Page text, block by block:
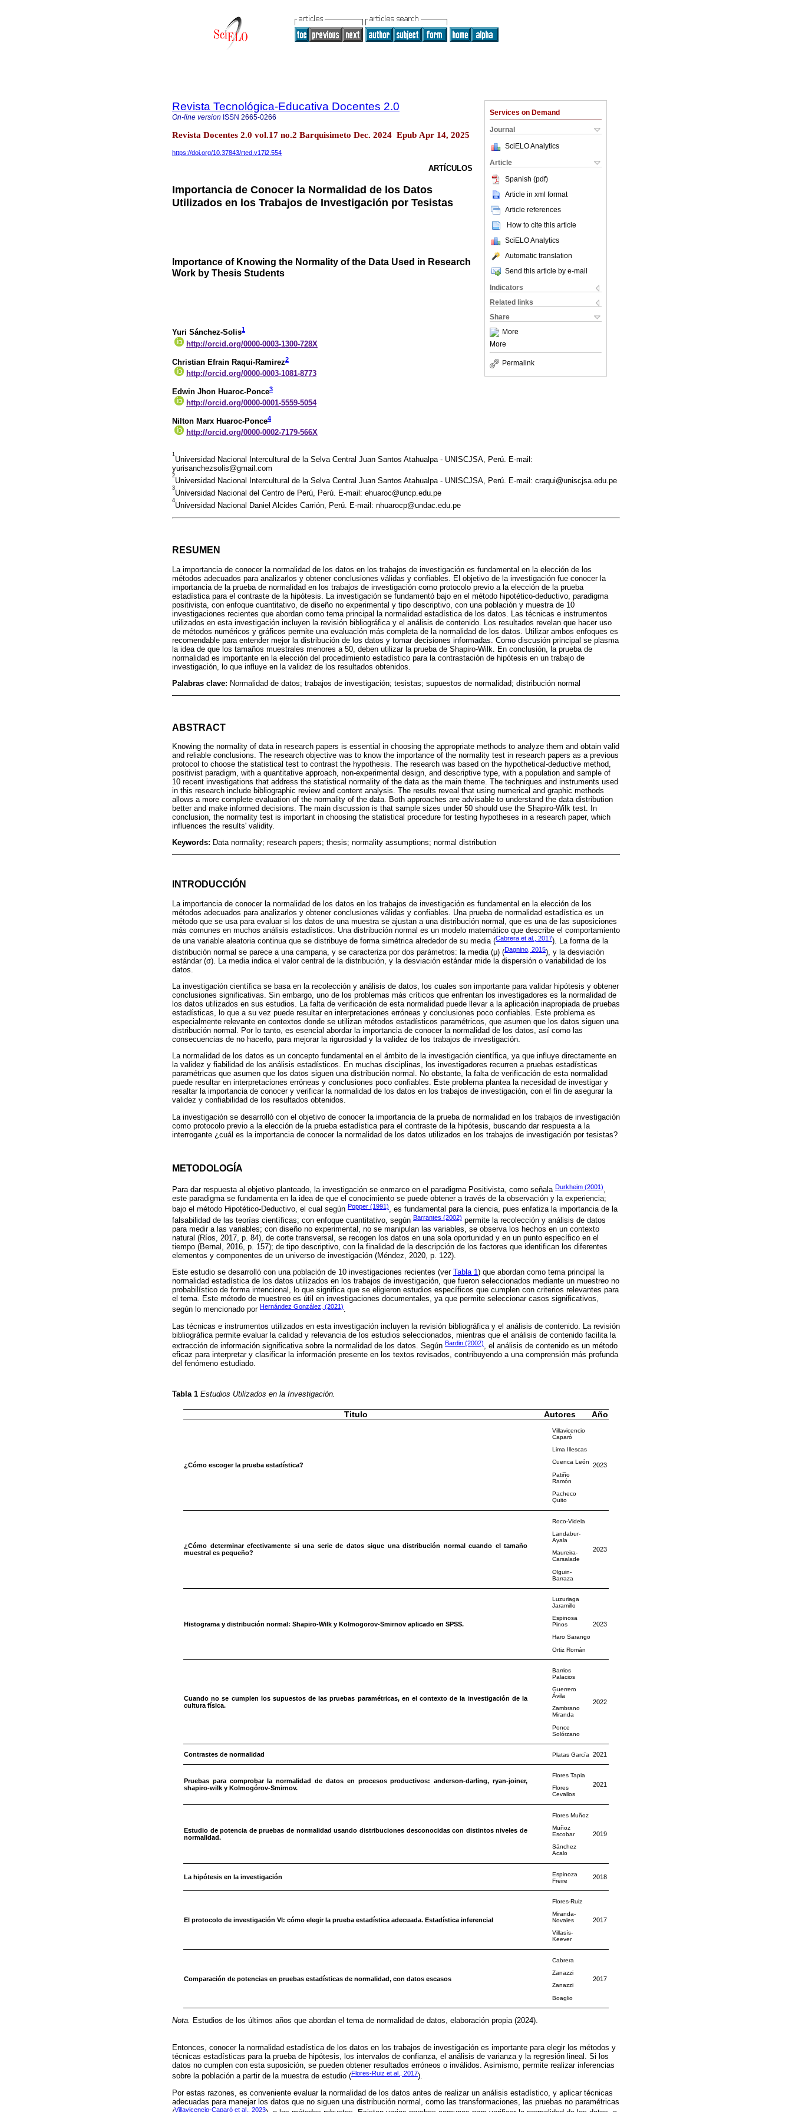
Services on Demand
Journal
SciELO Analytics
Article
Spanish (pdf)
Article in xml format
Article references
How to cite this article
SciELO Analytics
Automatic translation
Send this article by e-mail
Indicators
Related links
Share
More
More
Permalink
Revista Tecnológica-Educativa Docentes 2.0
On-line version ISSN 2665-0266
Revista Docentes 2.0 vol.17 no.2 Barquisimeto Dec. 2024 Epub Apr 14, 2025
https://doi.org/10.37843/rted.v17i2.554
ARTÍCULOS
Importancia de Conocer la Normalidad de los Datos
Utilizados en los Trabajos de Investigación por Tesistas
Importance of Knowing the Normality of the Data Used in Research
Work by Thesis Students
Yuri Sánchez-Solis1
http://orcid.org/0000-0003-1300-728X
Christian Efrain Raqui-Ramirez2
http://orcid.org/0000-0003-1081-8773
Edwin Jhon Huaroc-Ponce3
http://orcid.org/0000-0001-5559-5054
Nilton Marx Huaroc-Ponce4
http://orcid.org/0000-0002-7179-566X
1
Universidad Nacional Intercultural de la Selva Central Juan Santos Atahualpa - UNISCJSA, Perú. E-mail:
yurisanchezsolis@gmail.com
2
Universidad Nacional Intercultural de la Selva Central Juan Santos Atahualpa - UNISCJSA, Perú. E-mail: craqui@uniscjsa.edu.pe
3
Universidad Nacional del Centro de Perú, Perú. E-mail: ehuaroc@uncp.edu.pe
4
Universidad Nacional Daniel Alcides Carrión, Perú. E-mail: nhuarocp@undac.edu.pe
RESUMEN
La importancia de conocer la normalidad de los datos en los trabajos de investigación es fundamental en la elección de los
métodos adecuados para analizarlos y obtener conclusiones válidas y confiables. El objetivo de la investigación fue conocer la
importancia de la prueba de normalidad en los trabajos de investigación como protocolo previo a la elección de la prueba
estadística para el contraste de la hipótesis. La investigación se fundamentó bajo en el método hipotético-deductivo, paradigma
positivista, con enfoque cuantitativo, de diseño no experimental y tipo descriptivo, con una población y muestra de 10
investigaciones recientes que abordan como tema principal la normalidad estadística de los datos. Las técnicas e instrumentos
utilizados en esta investigación incluyen la revisión bibliográfica y el análisis de contenido. Los resultados revelan que hacer uso
de métodos numéricos y gráficos permite una evaluación más completa de la normalidad de los datos. Utilizar ambos enfoques es
recomendable para entender mejor la distribución de los datos y tomar decisiones informadas. Como discusión principal se plasma
la idea de que los tamaños muestrales menores a 50, deben utilizar la prueba de Shapiro-Wilk. En conclusión, la prueba de
normalidad es importante en la elección del procedimiento estadístico para la contrastación de hipótesis en un trabajo de
investigación, lo que influye en la validez de los resultados obtenidos.
Palabras clave: Normalidad de datos; trabajos de investigación; tesistas; supuestos de normalidad; distribución normal
ABSTRACT
Knowing the normality of data in research papers is essential in choosing the appropriate methods to analyze them and obtain valid
and reliable conclusions. The research objective was to know the importance of the normality test in research papers as a previous
protocol to choose the statistical test to contrast the hypothesis. The research was based on the hypothetical-deductive method,
positivist paradigm, with a quantitative approach, non-experimental design, and descriptive type, with a population and sample of
10 recent investigations that address the statistical normality of the data as the main theme. The techniques and instruments used
in this research include bibliographic review and content analysis. The results reveal that using numerical and graphic methods
allows a more complete evaluation of the normality of the data. Both approaches are advisable to understand the data distribution
better and make informed decisions. The main discussion is that sample sizes under 50 should use the Shapiro-Wilk test. In
conclusion, the normality test is important in choosing the statistical procedure for testing hypotheses in a research paper, which
influences the results' validity.
Keywords: Data normality; research papers; thesis; normality assumptions; normal distribution
INTRODUCCIÓN
La importancia de conocer la normalidad de los datos en los trabajos de investigación es fundamental en la elección de los
métodos adecuados para analizarlos y obtener conclusiones válidas y confiables. Una prueba de normalidad estadística es un
método que se usa para evaluar si los datos de una muestra se ajustan a una distribución normal, que es una de las suposiciones
más comunes en muchos análisis estadísticos. Una distribución normal es un modelo matemático que describe el comportamiento
de una variable aleatoria continua que se distribuye de forma simétrica alrededor de su media (Cabrera et al., 2017). La forma de la
distribución normal se parece a una campana, y se caracteriza por dos parámetros: la media (μ) (Dagnino, 2015), y la desviación
estándar (σ). La media indica el valor central de la distribución, y la desviación estándar mide la dispersión o variabilidad de los
datos.
La investigación científica se basa en la recolección y análisis de datos, los cuales son importante para validar hipótesis y obtener
conclusiones significativas. Sin embargo, uno de los problemas más críticos que enfrentan los investigadores es la normalidad de
los datos utilizados en sus estudios. La falta de verificación de esta normalidad puede llevar a la aplicación inapropiada de pruebas
estadísticas, lo que a su vez puede resultar en interpretaciones erróneas y conclusiones poco confiables. Este problema es
especialmente relevante en contextos donde se utilizan métodos estadísticos paramétricos, que asumen que los datos siguen una
distribución normal. Por lo tanto, es esencial abordar la importancia de conocer la normalidad de los datos, así como las
consecuencias de no hacerlo, para mejorar la rigurosidad y la validez de los trabajos de investigación.
La normalidad de los datos es un concepto fundamental en el ámbito de la investigación científica, ya que influye directamente en
la validez y fiabilidad de los análisis estadísticos. En muchas disciplinas, los investigadores recurren a pruebas estadísticas
paramétricas que asumen que los datos siguen una distribución normal. No obstante, la falta de verificación de esta normalidad
puede resultar en interpretaciones erróneas y conclusiones poco confiables. Este problema plantea la necesidad de investigar y
resaltar la importancia de conocer y verificar la normalidad de los datos en los trabajos de investigación, con el fin de asegurar la
validez y confiabilidad de los resultados obtenidos.
La investigación se desarrolló con el objetivo de conocer la importancia de la prueba de normalidad en los trabajos de investigación
como protocolo previo a la elección de la prueba estadística para el contraste de la hipótesis, buscando dar respuesta a la
interrogante ¿cuál es la importancia de conocer la normalidad de los datos utilizados en los trabajos de investigación por tesistas?
METODOLOGÍA
Para dar respuesta al objetivo planteado, la investigación se enmarco en el paradigma Positivista, como señala Durkheim (2001),
este paradigma se fundamenta en la idea de que el conocimiento se puede obtener a través de la observación y la experiencia;
bajo el método Hipotético-Deductivo, el cual según Popper (1991), es fundamental para la ciencia, pues enfatiza la importancia de la
falsabilidad de las teorías científicas; con enfoque cuantitativo, según Barrantes (2002) permite la recolección y análisis de datos
para medir a las variables; con diseño no experimental, no se manipulan las variables, se observa los hechos en un contexto
natural (Ríos, 2017, p. 84), de corte transversal, se recogen los datos en una sola oportunidad y en un punto específico en el
tiempo (Bernal, 2016, p. 157); de tipo descriptivo, con la finalidad de la descripción de los factores que identifican los diferentes
elementos y componentes de un universo de investigación (Méndez, 2020, p. 122).
Este estudio se desarrolló con una población de 10 investigaciones recientes (ver Tabla 1) que abordan como tema principal la
normalidad estadística de los datos utilizados en los trabajos de investigación, que fueron seleccionados mediante un muestreo no
probabilístico de forma intencional, lo que significa que se eligieron estudios específicos que cumplen con criterios relevantes para
el tema. Este método de muestreo es útil en investigaciones documentales, ya que permite seleccionar casos significativos,
según lo mencionado por Hernández González, (2021).
Las técnicas e instrumentos utilizados en esta investigación incluyen la revisión bibliográfica y el análisis de contenido. La revisión
bibliográfica permite evaluar la calidad y relevancia de los estudios seleccionados, mientras que el análisis de contenido facilita la
extracción de información significativa sobre la normalidad de los datos. Según Bardin (2002), el análisis de contenido es un método
eficaz para interpretar y clasificar la información presente en los textos revisados, contribuyendo a una comprensión más profunda
del fenómeno estudiado.
Tabla 1 Estudios Utilizados en la Investigación.
Titulo Autores Año
¿Cómo escoger la prueba estadística?
Villavicencio
Caparó
Lima Illescas
Cuenca León
Patiño
Ramón
Pacheco
Quito
2023
¿Cómo determinar efectivamente si una serie de datos sigue una distribución normal cuando el tamaño
muestral es pequeño?
Roco-Videla
Landabur-
Ayala
Maureira-
Carsalade
Olguin-
Barraza
2023
Histograma y distribución normal: Shapiro-Wilk y Kolmogorov-Smirnov aplicado en SPSS.
Luzuriaga
Jaramillo
Espinosa
Pinos
Haro Sarango
Ortiz Román
2023
Cuando no se cumplen los supuestos de las pruebas paramétricas, en el contexto de la investigación de la
cultura física.
Barrios
Palacios
Guerrero
Ávila
Zambrano
Miranda
Ponce
Solórzano
2022
Contrastes de normalidad Platas García 2021
Pruebas para comprobar la normalidad de datos en procesos productivos: anderson-darling, ryan-joiner,
shapiro-wilk y Kolmogórov-Smirnov.
Flores Tapia
Flores
Cevallos
2021
Estudio de potencia de pruebas de normalidad usando distribuciones desconocidas con distintos niveles de
normalidad.
Flores Muñoz
Muñoz
Escobar
Sánchez
Acalo
2019
La hipótesis en la investigación
Espinoza
Freire
2018
El protocolo de investigación VI: cómo elegir la prueba estadística adecuada. Estadística inferencial
Flores-Ruiz
Miranda-
Novales
Villasís-
Keever
2017
Comparación de potencias en pruebas estadísticas de normalidad, con datos escasos
Cabrera
Zanazzi
Zanazzi
Boaglio
2017
Nota. Estudios de los últimos años que abordan el tema de normalidad de datos, elaboración propia (2024).
Entonces, conocer la normalidad estadística de los datos en los trabajos de investigación es importante para elegir los métodos y
técnicas estadísticas para la prueba de hipótesis, los intervalos de confianza, el análisis de varianza y la regresión lineal. Si los
datos no cumplen con esta suposición, se pueden obtener resultados erróneos o inválidos. Asimismo, permite realizar inferencias
sobre la población a partir de la muestra de estudio (Flores-Ruiz et al., 2017).
Por estas razones, es conveniente evaluar la normalidad de los datos antes de realizar un análisis estadístico, y aplicar técnicas
adecuadas para manejar los datos que no siguen una distribución normal, como las transformaciones, las pruebas no paramétricas
Villavicencio-Caparó et al., 2023